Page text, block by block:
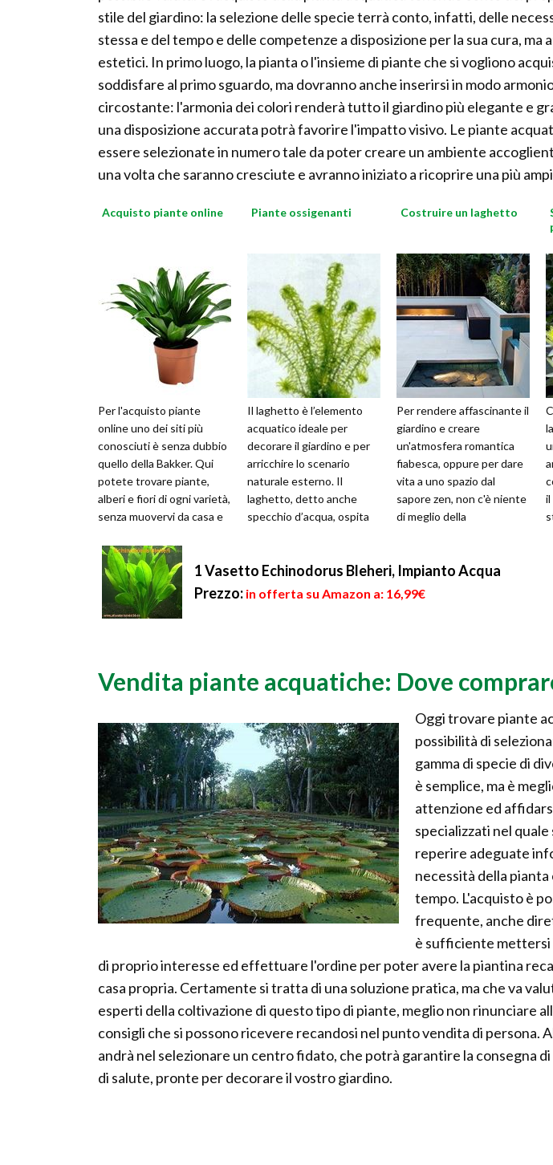
stile del giardino: la selezione delle specie terrà conto, infatti, delle
stessa e del tempo e delle competenze a disposizione per la sua cura, ma
estetici. In primo luogo, la pianta o l'insieme di piante che si vogliono
soddisfare al primo sguardo, ma dovranno anche inserirsi in modo
circostante: l'armonia dei colori renderà tutto il giardino più elegante e
una disposizione accurata potrà favorire l'impatto visivo. Le piante
essere selezionate in numero tale da poter creare un ambiente
una volta che saranno cresciute e avranno iniziato a ricoprire una più
Acquisto piante online
Per l'acquisto piante
online uno dei siti più
conosciuti è senza dubbio
quello della Bakker. Qui
potete trovare piante,
alberi e fiori di ogni varietà,
senza muovervi da casa e
Piante ossigenanti
Il laghetto è l’elemento
acquatico ideale per
decorare il giardino e per
arricchire lo scenario
naturale esterno. Il
laghetto, detto anche
specchio d’acqua, ospita
Costruire un laghetto
Per rendere affascinante il
giardino e creare
un'atmosfera romantica
fiabesca, oppure per dare
vita a uno spazio dal
sapore zen, non c'è niente
di meglio della
il
1 Vasetto Echinodorus Bleheri, Impianto Acqua
Prezzo: in offerta su Amazon a: 16,99€
Vendita piante acquatiche: Dove
Oggi trovare piante
possibilità di
gamma di specie di
è semplice, ma è
attenzione ed
specializzati nel
reperire adeguate
necessità della pianta
tempo. L'acquisto è
frequente, anche
è sufficiente
di proprio interesse ed effettuare l'ordine per poter avere la piantina
casa propria. Certamente si tratta di una soluzione pratica, ma che va
esperti della coltivazione di questo tipo di piante, meglio non rinunciare
consigli che si possono ricevere recandosi nel punto vendita di persona.
andrà nel selezionare un centro fidato, che potrà garantire la consegna
di salute, pronte per decorare il vostro giardino.